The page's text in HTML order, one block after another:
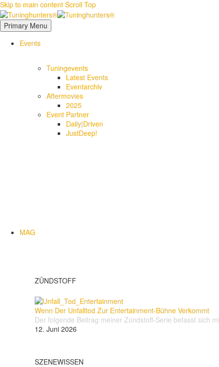
Skip to main content Scroll Top
Primary Menu
Events
Tuningevents
Latest Events
Eventarchiv
Aftermovies
2025
Event Partner
Daily|Driven
JustDeep!
MAG
ZÜNDSTOFF
Wenn Der Unfalltod Zur Entertainment-Bühne Verkommt
Der folgende Beitrag meiner Zündstoff-Serie befasst sich
12. Juni 2026
SZENEWISSEN